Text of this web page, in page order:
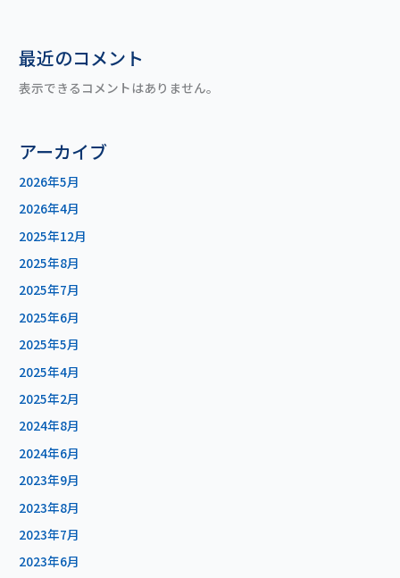
最近のコメント
表示できるコメントはありません。
アーカイブ
2026年5月
2026年4月
2025年12月
2025年8月
2025年7月
2025年6月
2025年5月
2025年4月
2025年2月
2024年8月
2024年6月
2023年9月
2023年8月
2023年7月
2023年6月